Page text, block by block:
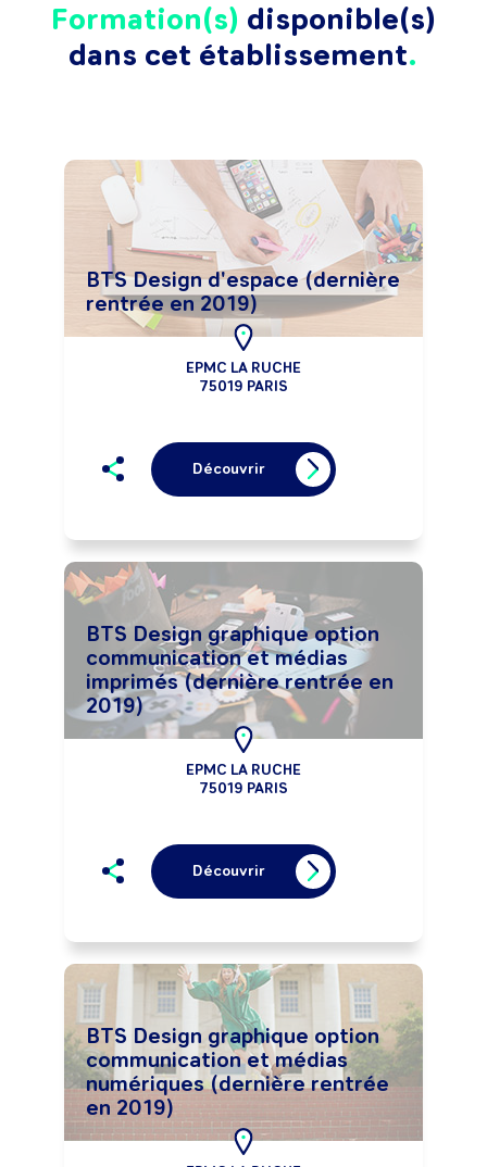
Formation(s) disponible(s)
dans cet établissement
BTS Design d'espace (dernière
rentrée en 2019)
EPMC LA RUCHE
75019 PARIS
Découvrir
BTS Design graphique option
communication et médias
imprimés (dernière rentrée en
2019)
EPMC LA RUCHE
75019 PARIS
Découvrir
BTS Design graphique option
communication et médias
numériques (dernière rentrée
en 2019)